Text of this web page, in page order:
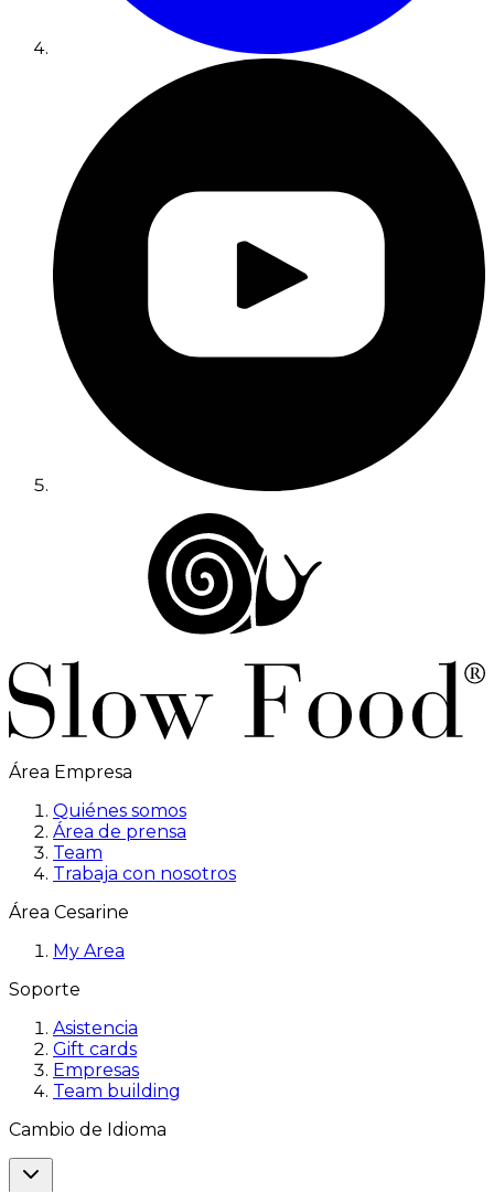
Área Empresa
Quiénes somos
Área de prensa
Team
Trabaja con nosotros
Área Cesarine
My Area
Soporte
Asistencia
Gift cards
Empresas
Team building
Cambio de Idioma